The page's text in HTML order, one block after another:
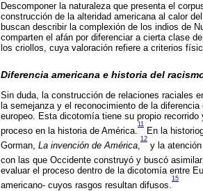
Descomponer la naturaleza que presenta el
construcción de la alteridad americana al calor
buscan describir la complexión de los indios de
comparten el afán por diferenciar a cierta clase
los criollos, cuya valoración refiere a criterios
Diferencia americana e historia del
Sin duda, la construcción de relaciones raciales
la semejanza y el reconocimiento de la
europeo. Esta dicotomía tiene su propio
proceso en la historia de América.
11
En la
Gorman, La invención de América
12
y la
con las que Occidente construyó y buscó
evaluar el proceso dentro de la dicotomía entre
americano- cuyos rasgos resultan difusos.
15